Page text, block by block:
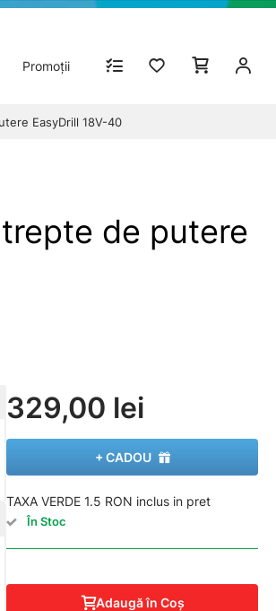
Promoții
EasyDrill 18V-40
de putere
329,00 lei
+ CADOU
TAXA VERDE 1.5 RON inclus in pret
În Stoc
Adaugă în Coş